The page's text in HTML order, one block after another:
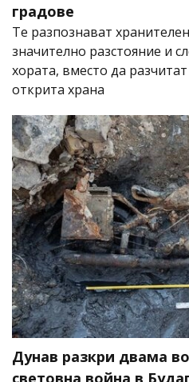
градове
Те разпознават
значително разстояние и
хората, вместо да
открита храна
Дунав разкри двама
световна война в